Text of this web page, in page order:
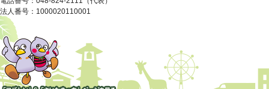
法人番号：1000020110001